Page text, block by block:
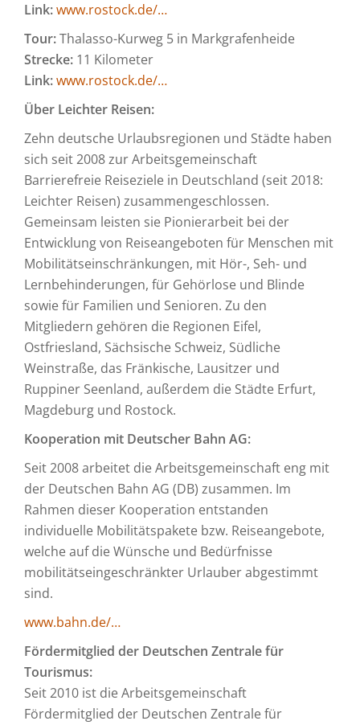
Link:www.rostock.de/…
Tour:Thalasso-Kurweg 5 in Markgrafenheide
Strecke: 11 Kilometer
Link:www.rostock.de/…
Über Leichter Reisen:
Zehn deutsche Urlaubsregionen und Städte haben
sich seit 2008 zur Arbeitsgemeinschaft
Barrierefreie Reiseziele in Deutschland (seit 2018:
Leichter Reisen) zusammengeschlossen.
Gemeinsam leisten sie Pionierarbeit bei der
Entwicklung von Reiseangeboten für Menschen mit
Mobilitätseinschränkungen, mit Hör-, Seh- und
Lernbehinderungen, für Gehörlose und Blinde
sowie für Familien und Senioren. Zu den
Mitgliedern gehören die Regionen Eifel,
Ostfriesland, Sächsische Schweiz, Südliche
Weinstraße, das Fränkische, Lausitzer und
Ruppiner Seenland, außerdem die Städte Erfurt,
Magdeburg und Rostock.
Kooperation mit Deutscher Bahn AG:
Seit 2008 arbeitet die Arbeitsgemeinschaft eng mit
der Deutschen Bahn AG (DB) zusammen. Im
Rahmen dieser Kooperation entstanden
individuelle Mobilitätspakete bzw. Reiseangebote,
welche auf die Wünsche und Bedürfnisse
mobilitätseingeschränkter Urlauber abgestimmt
sind.
www.bahn.de/…
Fördermitglied der Deutschen Zentrale für
Tourismus:
Seit 2010 ist die Arbeitsgemeinschaft
Fördermitglied der Deutschen Zentrale für